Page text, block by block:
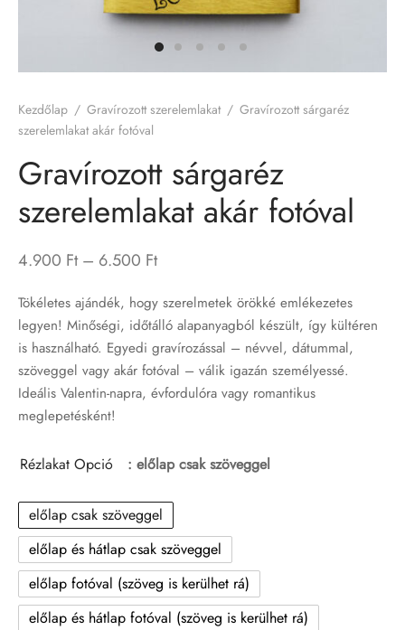
Kezdőlap / Gravírozott szerelemlakat / Gravírozott sárgaréz
szerelemlakat akár fotóval
Gravírozott sárgaréz
szerelemlakat akár fotóval
4.900 Ft – 6.500 FtPrice
4.900 Ft
through
6.500 Ft
Tökéletes ajándék, hogy szerelmetek örökké emlékezetes
legyen! Minőségi, időtálló alapanyagból készült, így kültéren
is használható. Egyedi gravírozással – névvel, dátummal,
szöveggel vagy akár fotóval – válik igazán személyessé.
Ideális Valentin-napra, évfordulóra vagy romantikus
meglepetésként!
Rézlakat Opció : előlap csak szöveggel
előlap csak szöveggel
előlap és hátlap csak szöveggel
előlap fotóval (szöveg is kerülhet rá)
előlap és hátlap fotóval (szöveg is kerülhet rá)
kutyabiléták
poharak
termékeink
karácsonyi gömbdíszek